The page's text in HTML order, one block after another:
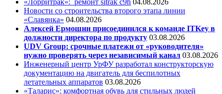
«Лорритрак»: ремонт sitrak c9h 04.08.2026
Новости со строительства второго этапа линии
«Славянка» 04.08.2026
Алексей Ермошин присоединился к команде ITKey в
должности директора по продукту 03.08.2026
UDV Group: срочные платежи от «руководителя»
нужно проверять через независимый канал 03.08.2026
Инженерный центр УрФУ разработал конструкторскую
документацию на двигатель для беспилотных
летательных аппаратов 03.08.2026
«Таларис»: комфортная обувь для стильных людей